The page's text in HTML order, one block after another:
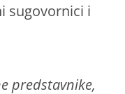
sugovornici i
predstavnike,